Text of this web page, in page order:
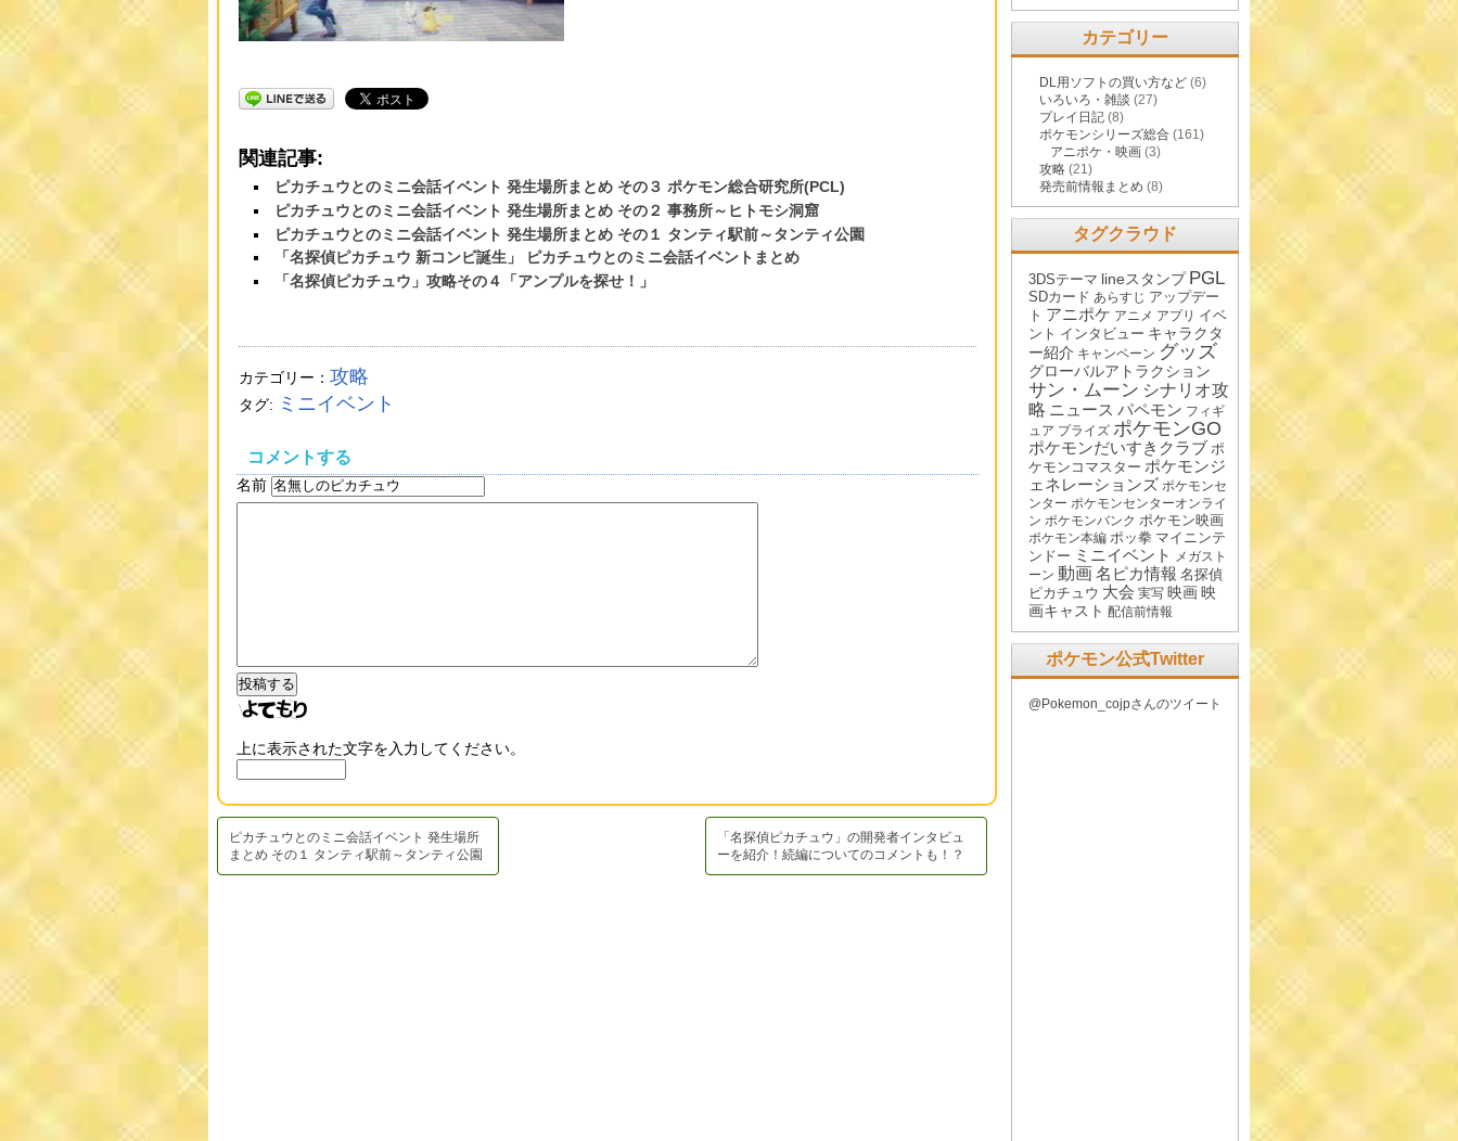
関連記事:
ピカチュウとのミニ会話イベント 発生場所まとめ その３ ポケモン総合研究所(PCL)
ピカチュウとのミニ会話イベント 発生場所まとめ その２ 事務所～ヒトモシ洞窟
ピカチュウとのミニ会話イベント 発生場所まとめ その１ タンティ駅前～タンティ公園
「名探偵ピカチュウ 新コンビ誕生」 ピカチュウとのミニ会話イベントまとめ
「名探偵ピカチュウ」攻略その４「アンプルを探せ！」
カテゴリー： 攻略
タグ: ミニイベント
コメントする
名前
上に表示された文字を入力してください。
ピカチュウとのミニ会話イベント 発生場所
まとめ その１ タンティ駅前～タンティ公園
「名探偵ピカチュウ」の開発者インタビュ
ーを紹介！続編についてのコメントも！？
カテゴリー
DL用ソフトの買い方など (6)
いろいろ・雑談 (27)
プレイ日記 (8)
ポケモンシリーズ総合 (161)
アニポケ・映画 (3)
攻略 (21)
発売前情報まとめ (8)
タグクラウド
3DSテーマ lineスタンプ PGL
SDカード あらすじ アップデー
ト アニポケ アニメ アプリ イベ
ント インタビュー キャラクタ
ー紹介 キャンペーン グッズ
グローバルアトラクション
サン・ムーン シナリオ攻
略 ニュース パペモン フィギ
ュア プライズ ポケモンGO
ポケモンだいすきクラブ ポ
ケモンコマスター ポケモンジ
ェネレーションズ ポケモンセ
ンター ポケモンセンターオンライ
ン ポケモンバンク ポケモン映画
ポケモン本編 ポッ拳 マイニンテ
ンドー ミニイベント メガスト
ーン 動画名ピカ情報 名探偵
ピカチュウ 大会 実写 映画映
画キャスト 配信前情報
ポケモン公式Twitter
@Pokemon_cojpさんのツイート